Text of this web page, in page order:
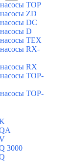
TOP
ZD
DC
D
TEX
RX-
RX
TOP-
TOP-
3000